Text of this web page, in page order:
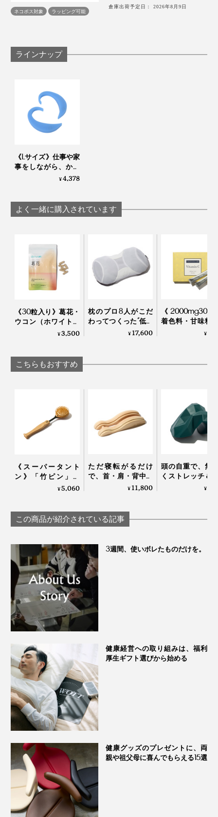
ネコポス対象 ラッピング可能
倉庫出荷予定日： 2026年8月9日
ラインナップ
《Lサイズ》仕事や家
事をしながら、かけ
るだけで耳ツボを刺
¥4,378
よく一緒に購入されています
《30粒入り》葛花・
ウコン（ホワイトク
ルクミン）・すっぽ
ト｜葛花
¥3,500
枕のプロ8人がこだ
わってつくった“低め
3センチ”の究極の枕
¥17,600
《2000mg30
着色料・甘味料
ー、高純度
¥
こちらもおすすめ
《スーパータント
ン》「竹ピン」と
「しなり」で、心地
ンエア｜スーパータ
ントン
¥5,060
ただ寝転がるだけ
で、首・肩・背中・
腰のガチガチ筋肉が
圧らくだ
¥11,800
頭の自重で、無
くストレッチ＆
できる「コリ
¥
この商品が紹介されている記事
3週間、使いボレたものだけを。
健康経営への取り組みは、福利
厚生ギフト選びから始める
健康グッズのプレゼントに、両
親や祖父母に喜んでもらえる15選